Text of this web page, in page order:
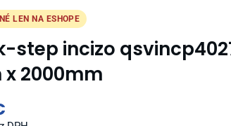
LEN NA ESHOPE
step incizo
2000mm